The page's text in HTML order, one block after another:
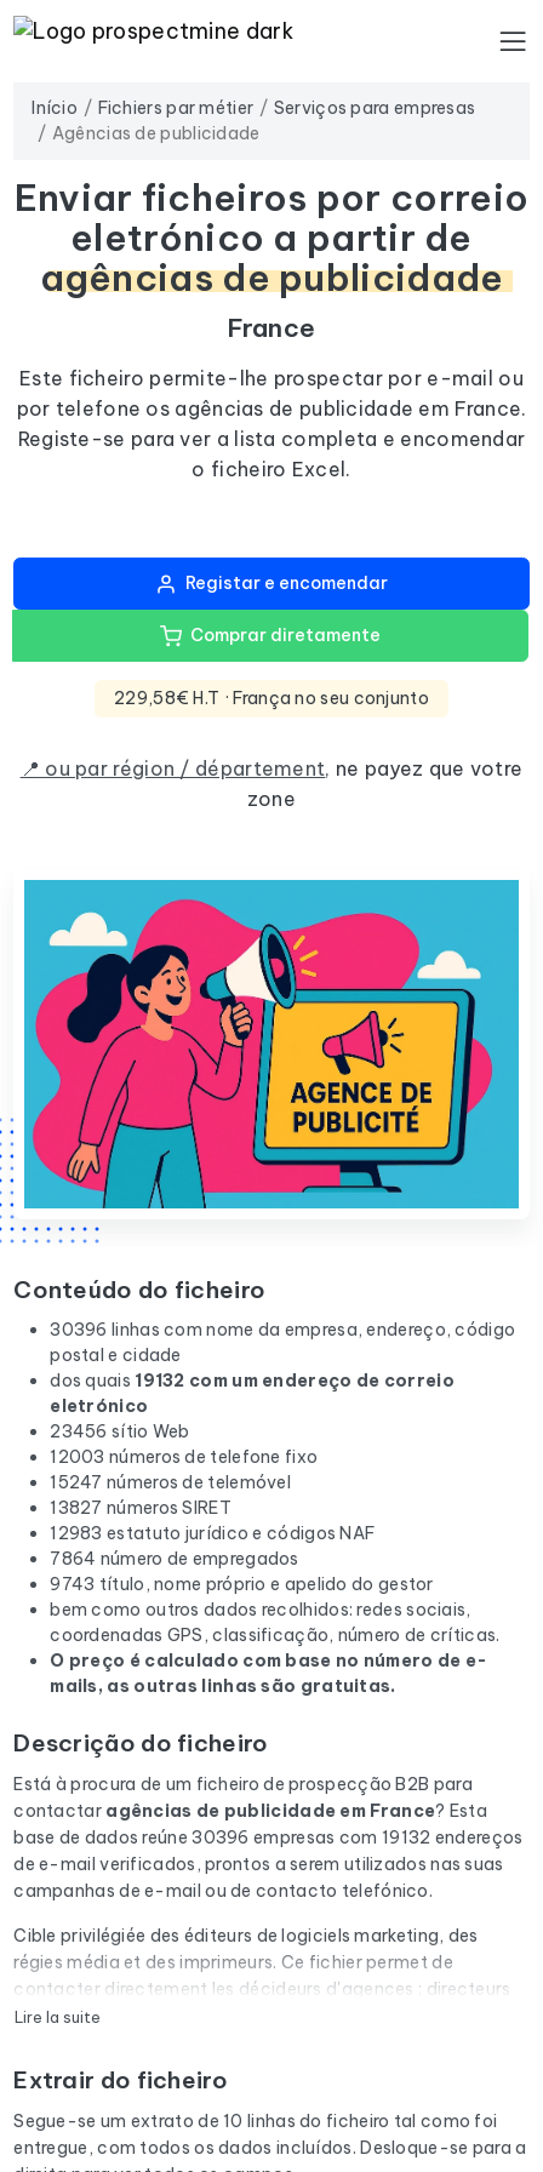
Início Fichiers par métier
Serviços para empresas
Agências de publicidade
Enviar ficheiros por correio
eletrónico a partir de
agências de publicidade
France
Este ficheiro permite-lhe prospectar por e-mail ou
por telefone os agências de publicidade em France.
Registe-se para ver a lista completa e encomendar
o ficheiro Excel.
Registar e encomendar
Comprar diretamente
229,58€ H.T · França no seu conjunto
📍 ou par région / département, ne payez que votre
zone
Conteúdo do ficheiro
30396 linhas com nome da empresa, endereço, código
postal e cidade
dos quais 19132 com um endereço de correio
eletrónico
23456 sítio Web
12003 números de telefone fixo
15247 números de telemóvel
13827 números SIRET
12983 estatuto jurídico e códigos NAF
7864 número de empregados
9743 título, nome próprio e apelido do gestor
bem como outros dados recolhidos: redes sociais,
coordenadas GPS, classificação, número de críticas.
O preço é calculado com base no número de e-
mails, as outras linhas são gratuitas.
Descrição do ficheiro
Está à procura de um ficheiro de prospecção B2B para
contactar agências de publicidade em France? Esta
base de dados reúne 30396 empresas com 19132 endereços
de e-mail verificados, prontos a serem utilizados nas suas
campanhas de e-mail ou de contacto telefónico.
Cible privilégiée des éditeurs de logiciels marketing, des
régies média et des imprimeurs. Ce fichier permet de
contacter directement les décideurs d'agences : directeurs
de clientèle, responsables média et chefs de projet.
automática através do Cleanmylist.email antes de ser
incluído. Os endereços inválidos, as caixas de correio cheias
e os domínios expirados são removidos. Resultado: uma
baixa taxa de rejeição e campanhas que chegam à caixa de
Lire la suite
Extrair do ficheiro
Segue-se um extrato de 10 linhas do ficheiro tal como foi
entregue, com todos os dados incluídos. Desloque-se para a